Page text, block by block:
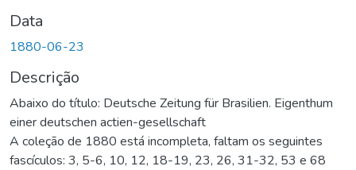
Data
1880-06-23
Descrição
Abaixo do título: Deutsche Zeitung für Brasilien. Eigenthum
einer deutschen actien-gesellschaft
A coleção de 1880 está incompleta, faltam os seguintes
fascículos: 3, 5-6, 10, 12, 18-19, 23, 26, 31-32, 53 e 68